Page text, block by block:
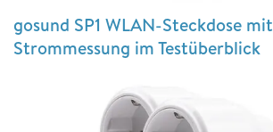
gosund SP1 WLAN-Steckdose mit
Strommessung im Testüberblick